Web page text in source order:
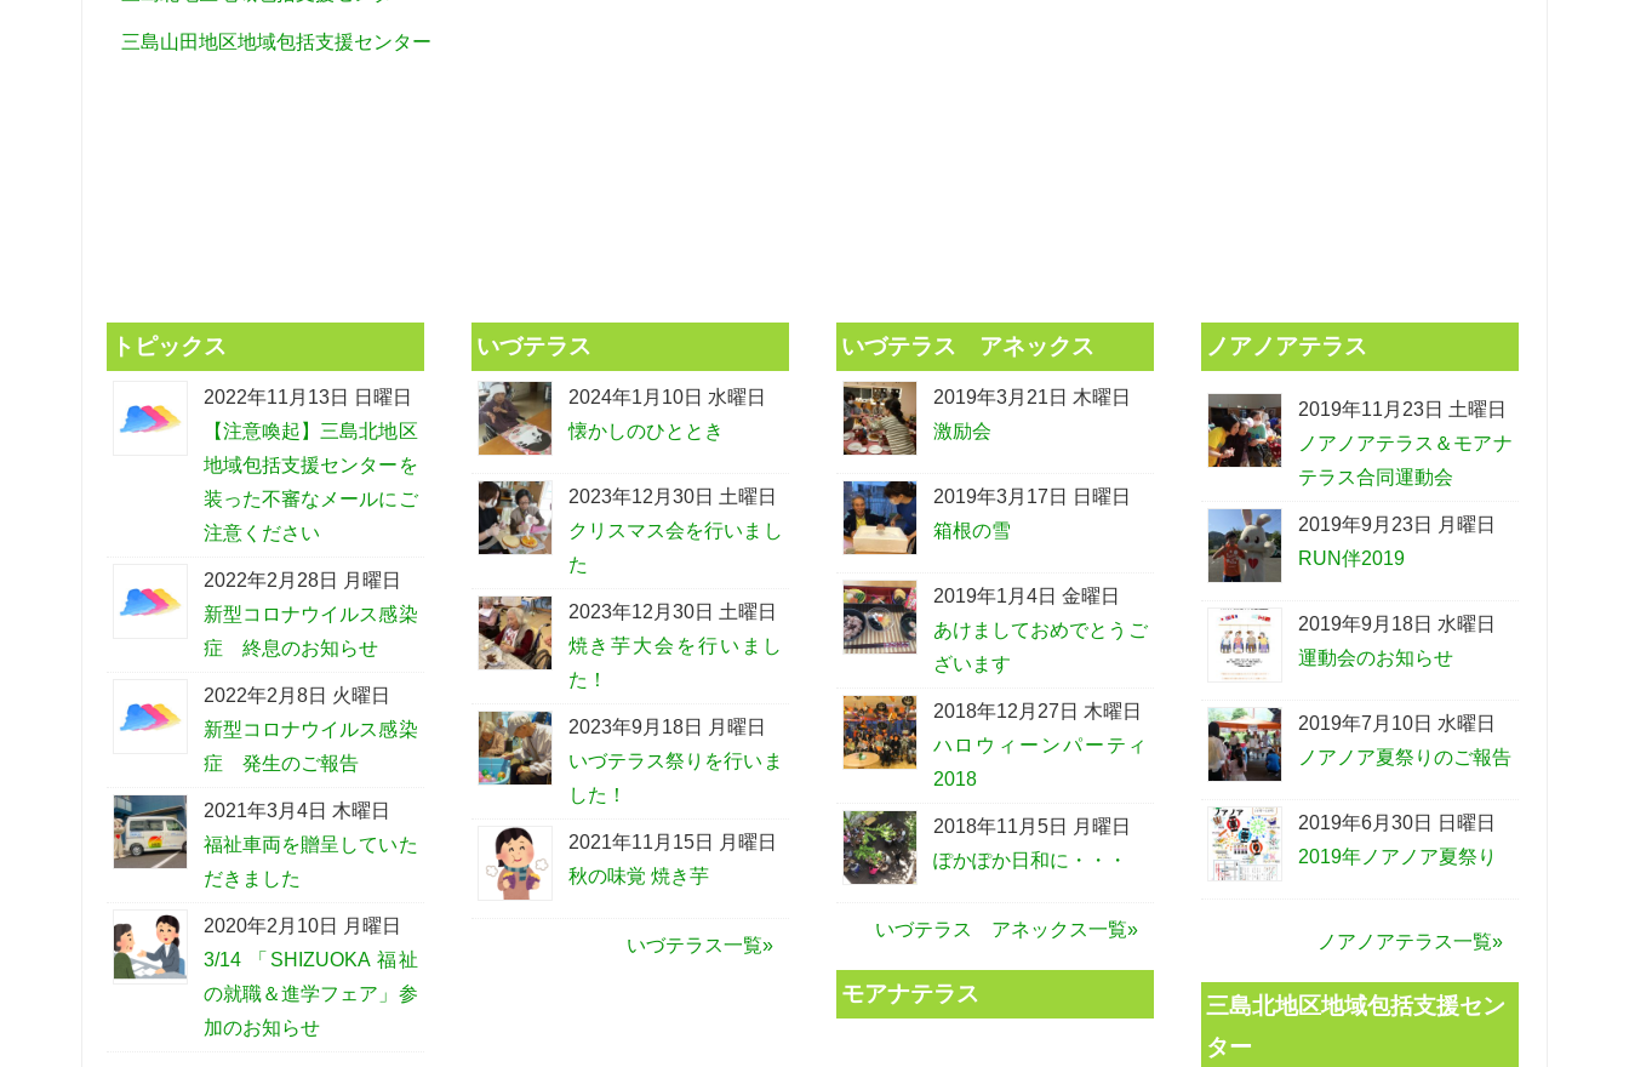
三島山田地区地域包括支援センター
トピックス
2022年11月13日 日曜日
【注意喚起】三島北地区
地域包括支援センターを
装った不審なメールにご
注意ください
2022年2月28日 月曜日
新型コロナウイルス感染
症 終息のお知らせ
2022年2月8日 火曜日
新型コロナウイルス感染
症 発生のご報告
2021年3月4日 木曜日
福祉車両を贈呈していた
だきました
2020年2月10日 月曜日
3/14 「SHIZUOKA 福祉
の就職＆進学フェア」参
加のお知らせ
いづテラス
2024年1月10日 水曜日
懐かしのひととき
2023年12月30日 土曜日
クリスマス会を行いまし
た
2023年12月30日 土曜日
焼き芋大会を行いまし
た！
2023年9月18日 月曜日
いづテラス祭りを行いま
した！
2021年11月15日 月曜日
秋の味覚 焼き芋
いづテラス一覧»
いづテラス アネックス
2019年3月21日 木曜日
激励会
2019年3月17日 日曜日
箱根の雪
2019年1月4日 金曜日
あけましておめでとうご
ざいます
2018年12月27日 木曜日
ハロウィーンパーティ
2018
2018年11月5日 月曜日
ぽかぽか日和に・・・
いづテラス アネックス一覧»
モアナテラス
ノアノアテラス
2019年11月23日 土曜日
ノアノアテラス＆モアナ
テラス合同運動会
2019年9月23日 月曜日
RUN伴2019
2019年9月18日 水曜日
運動会のお知らせ
2019年7月10日 水曜日
ノアノア夏祭りのご報告
2019年6月30日 日曜日
2019年ノアノア夏祭り
ノアノアテラス一覧»
三島北地区地域包括支援セン
ター